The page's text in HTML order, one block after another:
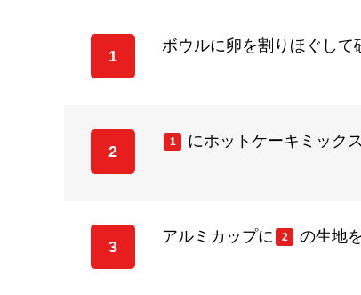
1
ボウルに卵を割りほぐして
2
1 にホットケーキミック
3
アルミカップに 2 の生地